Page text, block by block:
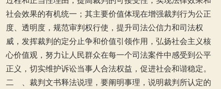
社会效果的有机统一；其主要价值体现在增强裁判行为公正
度、透明度，规范审判权行使，提升司法公信力和司法权
威，发挥裁判的定分止争和价值引领作用，弘扬社会主义核
心价值观，努力让人民群众在每一个司法案件中感受到公平
正义，切实维护诉讼当事人合法权益，促进社会和谐稳定。
二 、裁判文书释法说理，要阐明事理，说明裁判所认定的